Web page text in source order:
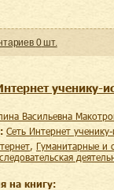
0шт.
ученику-
Васильевна
Сеть Интернет
, гуманитарные и
на книгу: